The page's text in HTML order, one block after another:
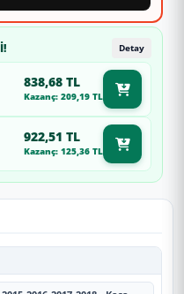
Detay
838,68 TL
Kazanç: 209,19 TL
922,51 TL
Kazanç: 125,36 TL